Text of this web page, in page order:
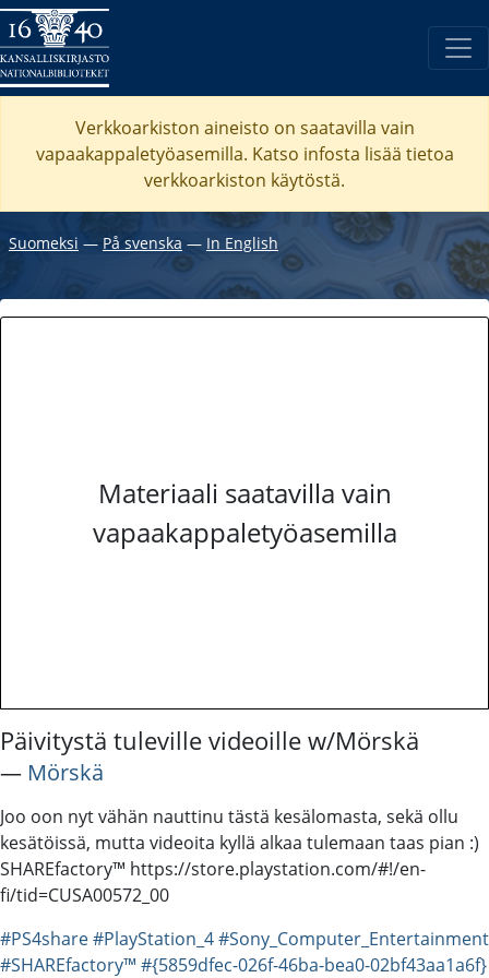
Verkkoarkiston aineisto on saatavilla vain
vapaakappaletyöasemilla. Katso infosta lisää tietoa
verkkoarkiston käytöstä.
Suomeksi ― På svenska ― In English
Materiaali saatavilla vain
vapaakappaletyöasemilla
Päivitystä tuleville videoille w/Mörskä
― Mörskä
Joo oon nyt vähän nauttinu tästä kesälomasta, sekä ollu
kesätöissä, mutta videoita kyllä alkaa tulemaan taas pian :)
SHAREfactory™ https://store.playstation.com/#!/en-
fi/tid=CUSA00572_00
#PS4share#PlayStation_4#Sony_Computer_Entertainment
#SHAREfactory™ #{5859dfec-026f-46ba-bea0-02bf43aa1a6f}